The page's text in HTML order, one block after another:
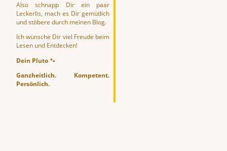
Also schnapp Dir ein paar
Leckerlis, mach es Dir gemütlich
und stöbere durch meinen Blog.
Ich wünsche Dir viel Freude beim
Lesen und Entdecken!
Dein Pluto🐾
Ganzheitlich. Kompetent.
Persönlich.